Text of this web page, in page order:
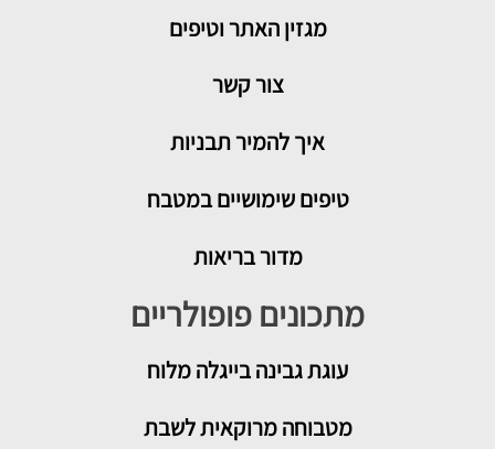
מגזין האתר וטיפים
צור קשר
איך להמיר תבניות
טיפים שימושיים במטבח
מדור בריאות
מתכונים פופולריים
עוגת גבינה בייגלה מלוח
מטבוחה מרוקאית לשבת